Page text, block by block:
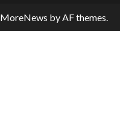
MoreNews by AF themes.